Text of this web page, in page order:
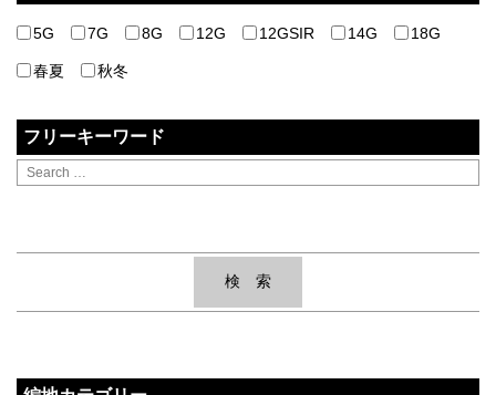
5G 7G 8G 12G 12GSIR 14G 18G
春夏 秋冬
フリーキーワード